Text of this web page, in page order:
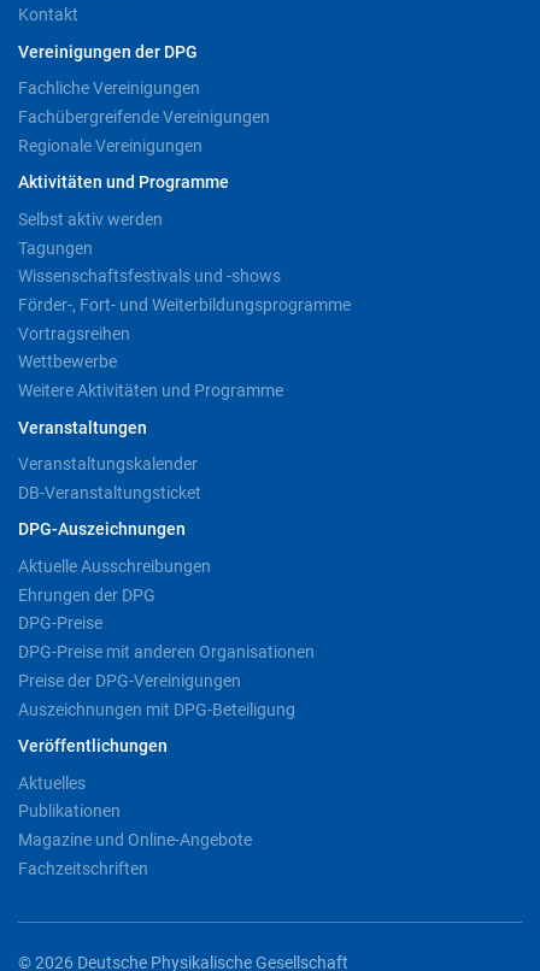
Kontakt
Vereinigungen der DPG
Fachliche Vereinigungen
Fachübergreifende Vereinigungen
Regionale Vereinigungen
Aktivitäten und Programme
Selbst aktiv werden
Tagungen
Wissenschaftsfestivals und -shows
Förder-, Fort- und Weiterbildungsprogramme
Vortragsreihen
Wettbewerbe
Weitere Aktivitäten und Programme
Veranstaltungen
Veranstaltungskalender
DB-Veranstaltungsticket
DPG-Auszeichnungen
Aktuelle Ausschreibungen
Ehrungen der DPG
DPG-Preise
DPG-Preise mit anderen Organisationen
Preise der DPG-Vereinigungen
Auszeichnungen mit DPG-Beteiligung
Veröffentlichungen
Aktuelles
Publikationen
Magazine und Online-Angebote
Fachzeitschriften
© 2026 Deutsche Physikalische Gesellschaft